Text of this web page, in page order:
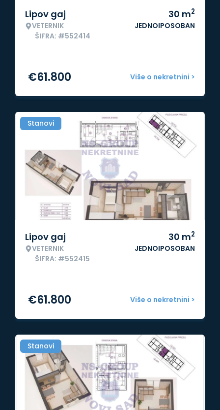
Lipov gaj
VETERNIK
ŠIFRA: #552414
30 m2
JEDNOIPOSOBAN
Više o nekretnini >
€61.800
Stanovi
Lipov gaj
VETERNIK
ŠIFRA: #552415
30 m2
JEDNOIPOSOBAN
Više o nekretnini >
€61.800
Stanovi